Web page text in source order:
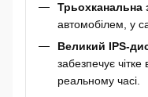
Трьохканальна
автомобілем, у
Великий IPS-
забезпечує
реальному часі.